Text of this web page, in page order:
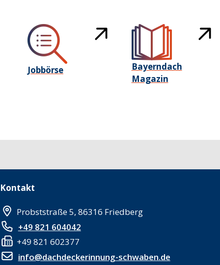
Jobbörse
Bayerndach
Magazin
Kontakt
Probststraße 5, 86316 Friedberg
+49 821 604042
+49 821 602377
info@dachdeckerinnung-schwaben.de